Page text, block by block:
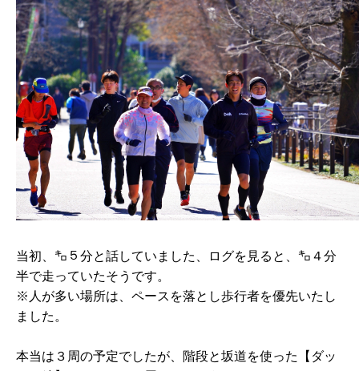
当初、㌔５分と話していました、ログを見ると、㌔４分
半で走っていたそうです。
※人が多い場所は、ペースを落とし歩行者を優先いたし
ました。
本当は３周の予定でしたが、階段と坂道を使った【ダッ